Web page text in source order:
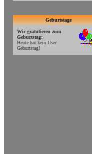
Geburtstage
Wir gratulieren zum
Geburtstag:
Heute hat kein User
Geburtstag!